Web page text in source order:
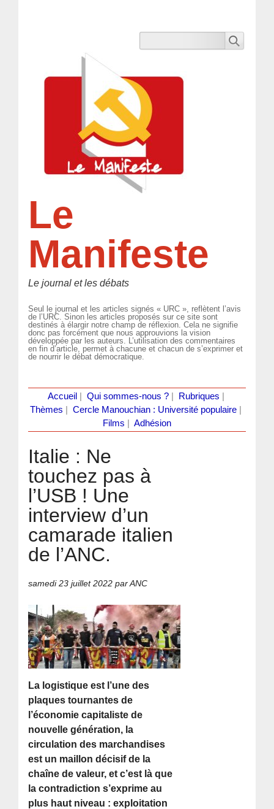
Le
Manifeste
Le journal et les débats
Seul le journal et les articles signés « URC », reflètent l’avis
de l’URC. Sinon les articles proposés sur ce site sont
destinés à élargir notre champ de réflexion. Cela ne signifie
donc pas forcément que nous approuvions la vision
développée par les auteurs. L’utilisation des commentaires
en fin d’article, permet à chacune et chacun de s’exprimer et
de nourrir le débat démocratique.
Accueil Qui sommes-nous ?| Rubriques
Thèmes
Cercle Manouchian : Université populaire
Films
Adhésion
Italie : Ne
touchez pas à
l’USB ! Une
interview d’un
camarade italien
de l’ANC.
samedi 23 juillet 2022 par ANC
La logistique est l’une des
plaques tournantes de
l’économie capitaliste de
nouvelle génération, la
circulation des marchandises
est un maillon décisif de la
chaîne de valeur, et c’est là que
la contradiction s’exprime au
plus haut niveau : exploitation